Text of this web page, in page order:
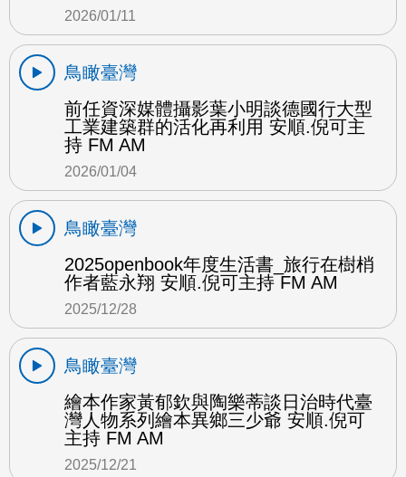
2026/01/11
鳥瞰臺灣
前任資深媒體攝影葉小明談德國行大型
工業建築群的活化再利用 安順.倪可主
持 FM AM
2026/01/04
鳥瞰臺灣
2025openbook年度生活書_旅行在樹梢
作者藍永翔 安順.倪可主持 FM AM
2025/12/28
鳥瞰臺灣
繪本作家黃郁欽與陶樂蒂談日治時代臺
灣人物系列繪本異鄉三少爺 安順.倪可
主持 FM AM
2025/12/21